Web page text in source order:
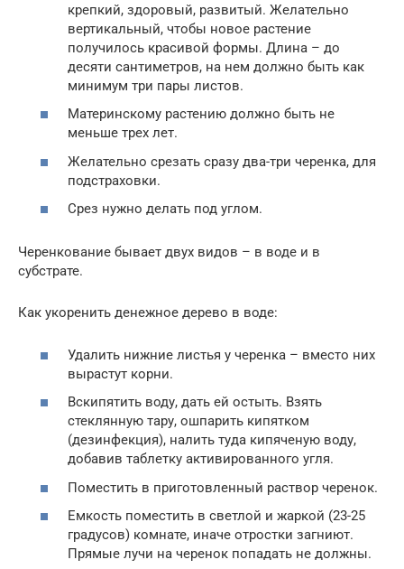
крепкий, здоровый, развитый. Желательно
вертикальный, чтобы новое растение
получилось красивой формы. Длина – до
десяти сантиметров, на нем должно быть как
минимум три пары листов.
Материнскому растению должно быть не
меньше трех лет.
Желательно срезать сразу два-три черенка, для
подстраховки.
Срез нужно делать под углом.
Черенкование бывает двух видов – в воде и в
субстрате.
Как укоренить денежное дерево в воде:
Удалить нижние листья у черенка – вместо них
вырастут корни.
Вскипятить воду, дать ей остыть. Взять
стеклянную тару, ошпарить кипятком
(дезинфекция), налить туда кипяченую воду,
добавив таблетку активированного угля.
Поместить в приготовленный раствор черенок.
Емкость поместить в светлой и жаркой (23-25
градусов) комнате, иначе отростки загниют.
Прямые лучи на черенок попадать не должны.